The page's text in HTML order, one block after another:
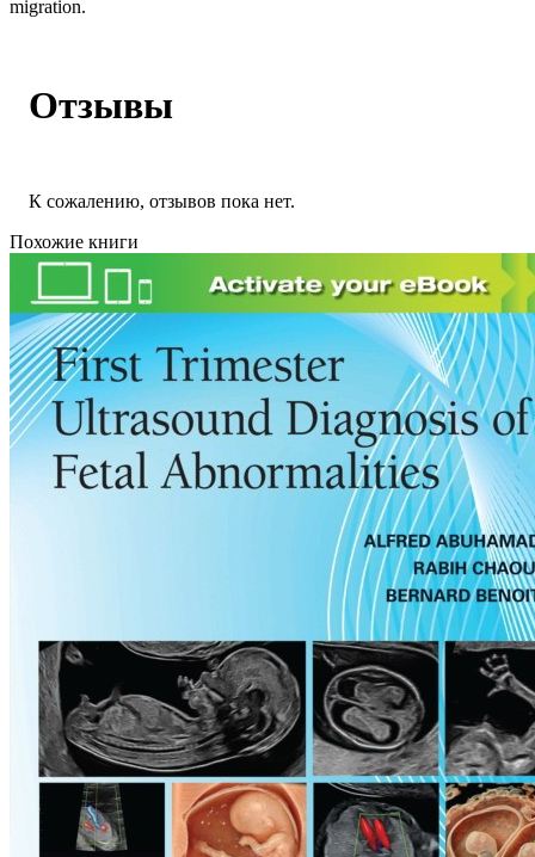
migration.
Отзывы
К сожалению, отзывов пока нет.
Похожие книги